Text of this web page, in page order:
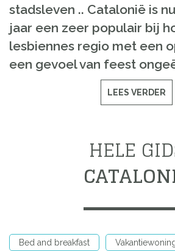
stadsleven .. Catalonië is nu
jaar een zeer populair bij
lesbiennes regio met een
een gevoelvan feest
LEES VERDER
HELE
Bed and breakfast